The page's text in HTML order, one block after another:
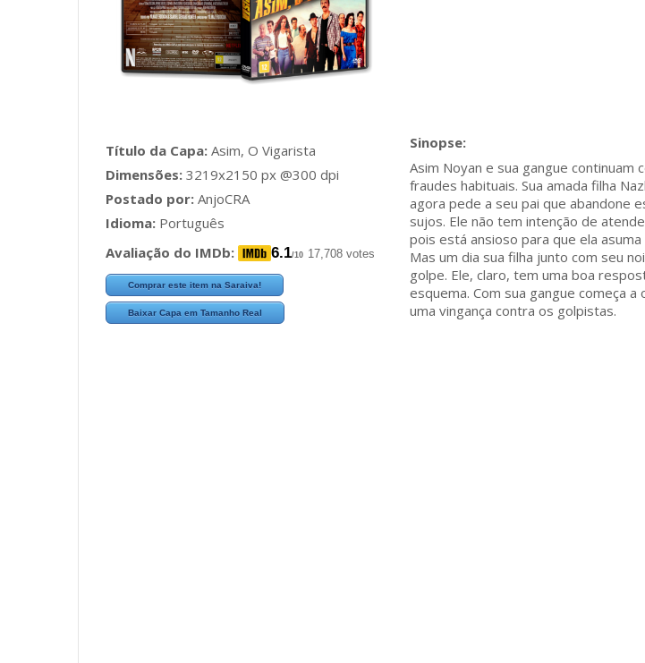
Título da Capa: Asim, O Vigarista
Dimensões: 3219x2150 px @300 dpi
Postado por: AnjoCRA
Idioma: Português
Avaliação do IMDb:
6.1/10 17,708 votes
Comprar este item na Saraiva!
Baixar Capa em Tamanho Real
Asim Noyan e sua gangue continuam
fraudes habituais. Sua amada filha
agora pede a seu pai que abandone
sujos. Ele não tem intenção de
pois está ansioso para que ela
Mas um dia sua filha junto com seu
golpe. Ele, claro, tem uma boa
esquema. Com sua gangue começa a
uma vingança contra os golpistas.